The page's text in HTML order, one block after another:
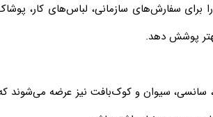
سفارش‌های سازمانی، لباس‌های کار،
پوشش دهد.
سانسی، سیوان و کوک‌بافت نیز عرضه می‌شوند